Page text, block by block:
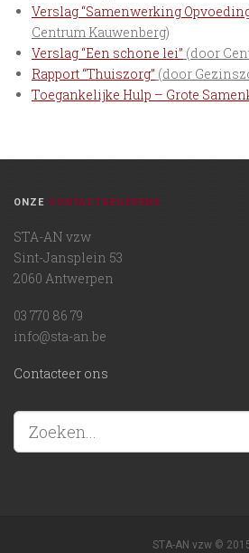
Verslag “Samenwerking
Centrum Kauwenberg)
Verslag “Een schone lei” (door
Rapport “Thuiszorg” (door
Toegankelijke Hulp – Grote
ONZE CONTACTGEGEVENS
STA-AN vzw
Sint-Jansplein 53
2060 Antwerpen
03 770 86 79
info@sta-an.be
Contacteer ons
STA-AN vzw ©